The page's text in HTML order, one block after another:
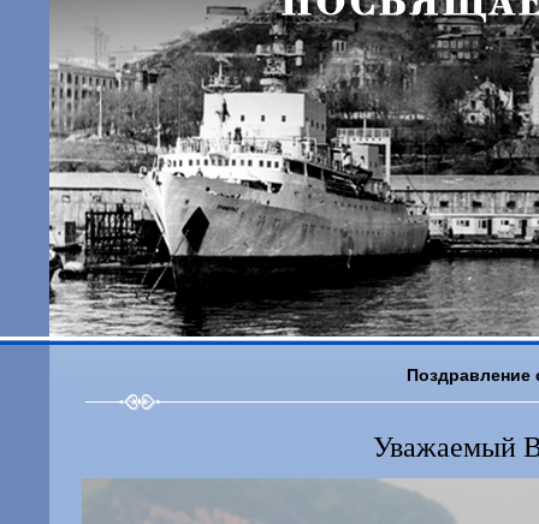
Поздравление
Уважаемый